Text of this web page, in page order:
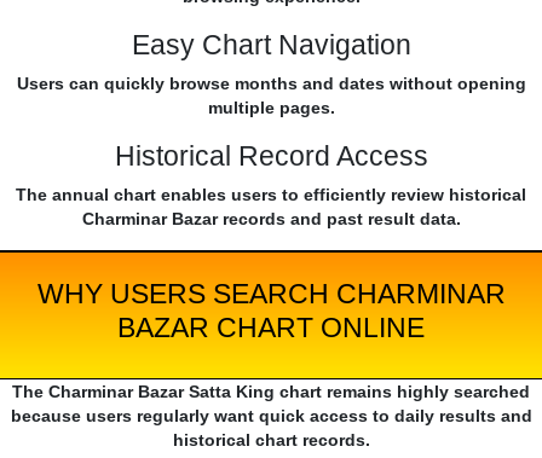
Easy Chart Navigation
Users can quickly browse months and dates without opening
multiple pages.
Historical Record Access
The annual chart enables users to efficiently review historical
Charminar Bazar records and past result data.
WHY USERS SEARCH CHARMINAR
BAZAR CHART ONLINE
The Charminar Bazar Satta King chart remains highly searched
because users regularly want quick access to daily results and
historical chart records.